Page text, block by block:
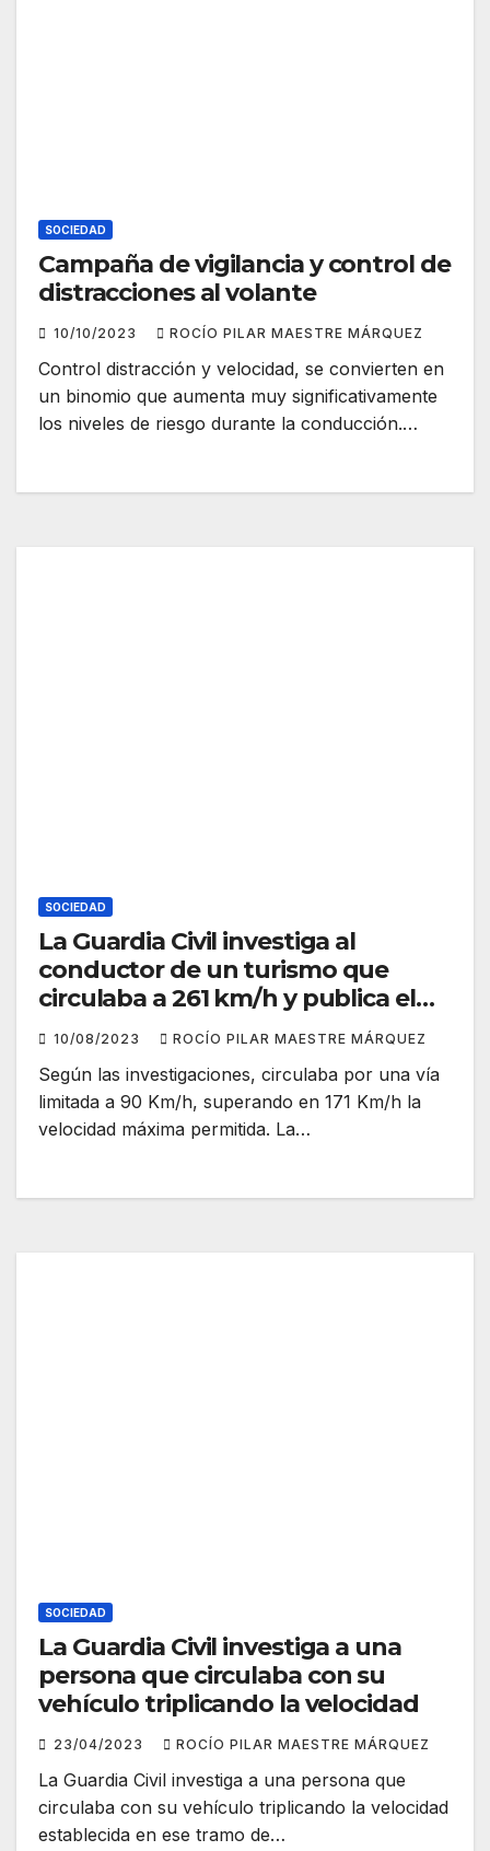
SOCIEDAD
Campaña de vigilancia y control de
distracciones al volante
10/10/2023 ROCÍO PILAR MAESTRE MÁRQUEZ
Control distracción y velocidad, se convierten en
un binomio que aumenta muy significativamente
los niveles de riesgo durante la conducción.…
SOCIEDAD
La Guardia Civil investiga al
conductor de un turismo que
circulaba a 261 km/h y publica el
video por redes sociales
10/08/2023 ROCÍO PILAR MAESTRE MÁRQUEZ
Según las investigaciones, circulaba por una vía
limitada a 90 Km/h, superando en 171 Km/h la
velocidad máxima permitida. La…
SOCIEDAD
La Guardia Civil investiga a una
persona que circulaba con su
vehículo triplicando la velocidad
23/04/2023 ROCÍO PILAR MAESTRE MÁRQUEZ
La Guardia Civil investiga a una persona que
circulaba con su vehículo triplicando la velocidad
establecida en ese tramo de…